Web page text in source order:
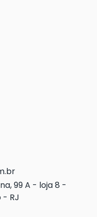
99 A - loja 8 -
- RJ